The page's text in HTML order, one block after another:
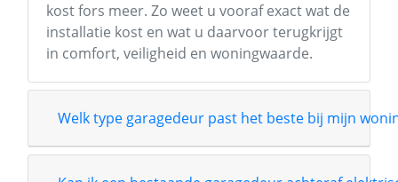
kost fors meer. Zo weet u vooraf exact wat de
installatie kost en wat u daarvoor terugkrijgt
in comfort, veiligheid en woningwaarde.
Welk type garagedeur past het beste bij mijn